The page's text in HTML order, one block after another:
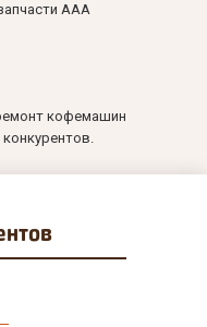
ААА
кофемашин